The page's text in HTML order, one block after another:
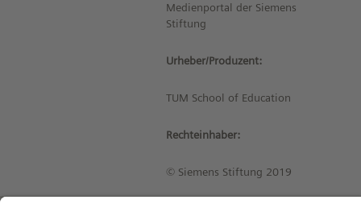
Medienportal der Siemens
Stiftung
Urheber/Produzent:
TUM School of Education
Rechteinhaber:
© Siemens Stiftung 2019